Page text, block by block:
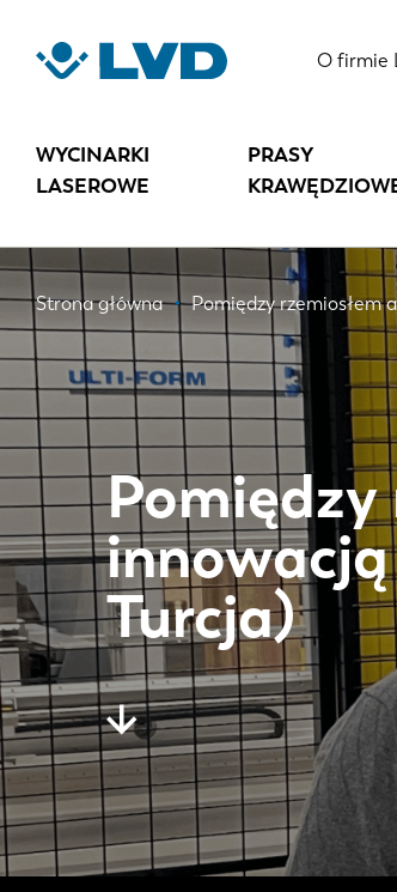
treści
O firmie
WYCINARKI
LASEROWE
PRASY
Ścieżka
nawigacyjna
Strona główna Pomiędzy rzemiosłem
Pomiędzy
Turcja)